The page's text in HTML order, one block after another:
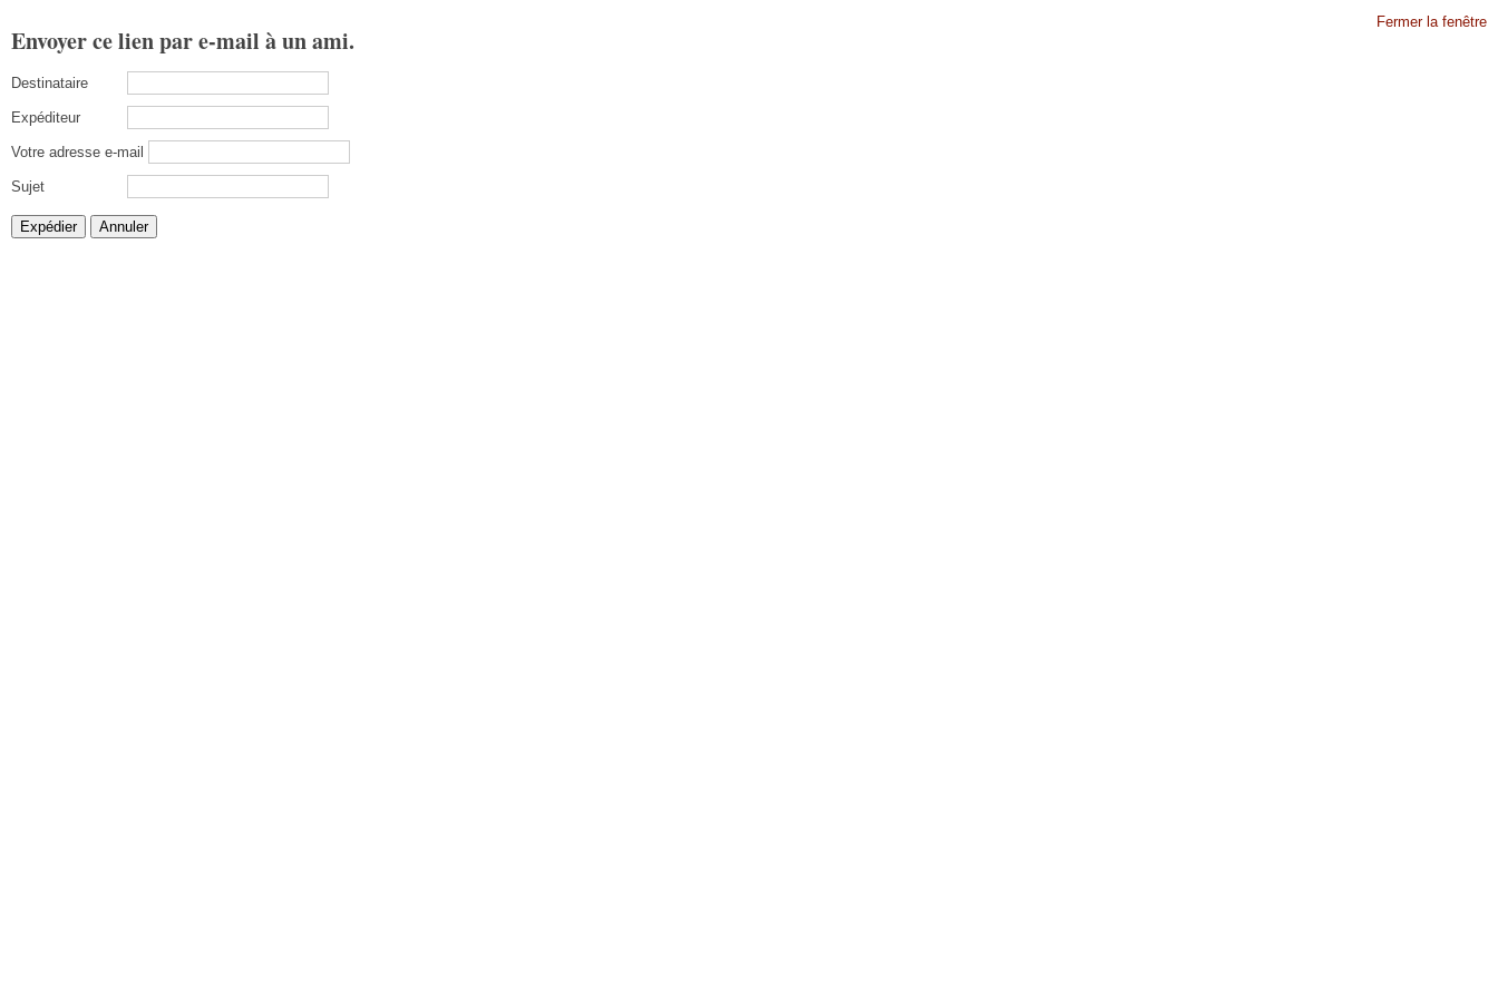
Envoyer ce lien par e-mail à un ami.
Fermer la fenêtre
Destinataire
Expéditeur
Votre adresse e-mail
Sujet
Expédier Annuler